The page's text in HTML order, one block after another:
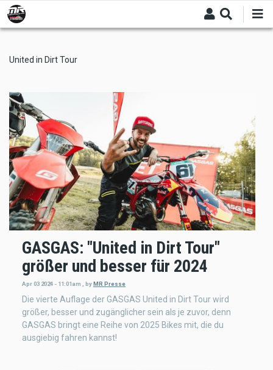
Skip
to
main
United in Dirt Tour
GASGAS: "United in Dirt Tour"
größer und besser für 2024
Apr 03 2024 - 11:01am , by MR Presse
Die vierte Auflage der GASGAS United in Dirt Tour wird
größer, besser und zugänglicher sein als je zuvor, denn
GASGAS bringt eine Reihe von 2025 Bikes mit, die du
ausgiebig fahren kannst!